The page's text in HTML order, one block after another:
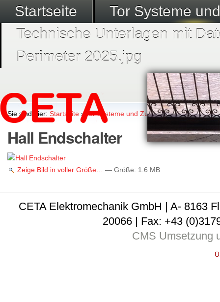
Startseite
Tor Systeme
Technische Unterlagen mit
Perimeter 2025.jpg
Sie sind hier: Startseite › Tor Systeme und Zubehör ›Tor
Hall Endschalter
Zeige Bild in voller Größe… —Größe: 1.6 MB
CETA Elektromechanik GmbH | A- 8163
20066 | Fax: +43
CMS Umsetzung